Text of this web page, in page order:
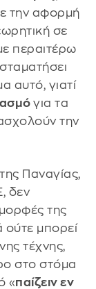
την αφορμή
σε
περαιτέρω
αυτό, γιατί
για τα
την
Παναγίας,
δεν
της
ούτε μπορεί
τέχνης,
στο στόμα
«παίζειν εν